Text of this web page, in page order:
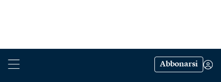
Abbonarsi